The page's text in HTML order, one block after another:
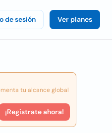
de sesión Ver planes
tu alcance global
¡Registrate ahora!